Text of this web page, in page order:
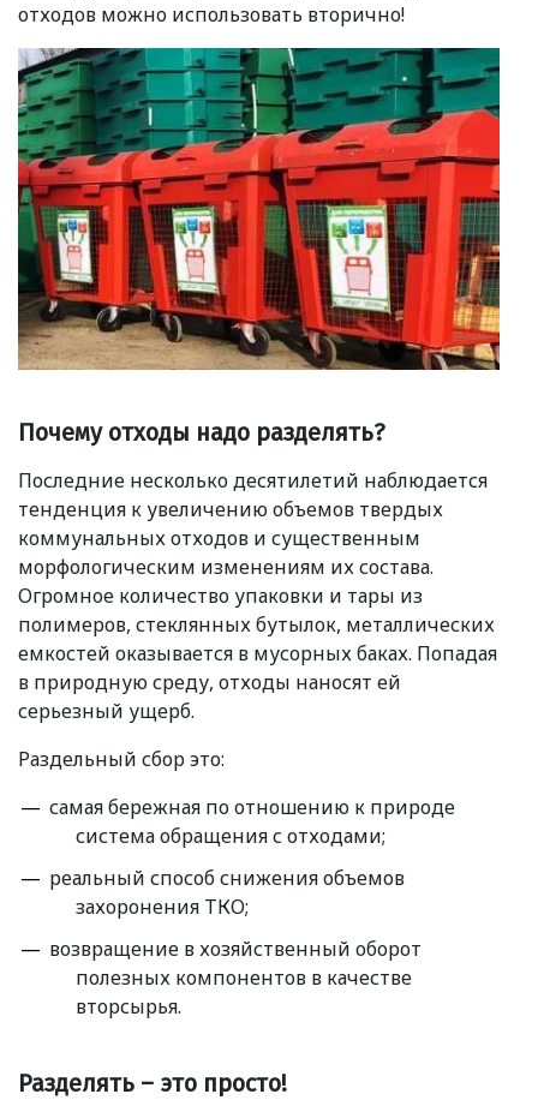
отходов можно использовать вторично!
Почему отходы надо разделять?
Последние несколько десятилетий наблюдается
тенденция к увеличению объемов твердых
коммунальных отходов и существенным
морфологическим изменениям их состава.
Огромное количество упаковки и тары из
полимеров, стеклянных бутылок, металлических
емкостей оказывается в мусорных баках. Попадая
в природную среду, отходы наносят ей
серьезный ущерб.
Раздельный сбор это:
самая бережная по отношению к природе
система обращения с отходами;
реальный способ снижения объемов
захоронения ТКО;
возвращение в хозяйственный оборот
полезных компонентов в качестве
вторсырья.
Разделять – это просто!